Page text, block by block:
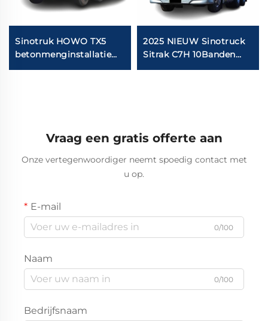
Sinotruk HOWO TX5
betonmenginstallatie
truck
2025 NIEUW Sinotruck
Sitrak C7H 10Banden
540 PK LHD Trailer
Vraag een gratis offerte aan
Onze vertegenwoordiger neemt spoedig contact met
u op.
E-mail
0/100
Naam
0/100
Bedrijfsnaam